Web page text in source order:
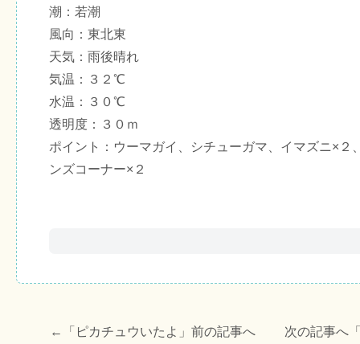
潮：若潮
風向：東北東
天気：雨後晴れ
気温：３２℃
水温：３０℃
透明度：３０ｍ
ポイント：ウーマガイ、シチューガマ、イマズニ×２
ンズコーナー×２
←「 ピカチュウいたよ 」前の記事へ 次の記事へ